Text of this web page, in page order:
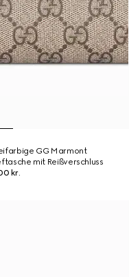
GG Marmont
mit Reißverschluss
kr.